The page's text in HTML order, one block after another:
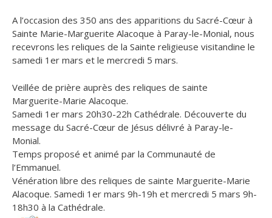
A l’occasion des 350 ans des apparitions du Sacré-Cœur à
Sainte Marie-Marguerite Alacoque à Paray-le-Monial, nous
recevrons les reliques de la Sainte religieuse visitandine le
samedi 1er mars et le mercredi 5 mars.
Veillée de prière auprès des reliques de sainte
Marguerite-Marie Alacoque.
Samedi 1er mars 20h30-22h Cathédrale. Découverte du
message du Sacré-Cœur de Jésus délivré à Paray-le-
Monial.
Temps proposé et animé par la Communauté de
l’Emmanuel.
Vénération libre des reliques de sainte Marguerite-Marie
Alacoque. Samedi 1er mars 9h-19h et mercredi 5 mars 9h-
18h30 à la Cathédrale.